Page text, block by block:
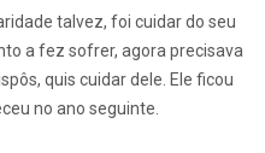
talvez, foi cuidar do seu
a fez sofrer, agora precisava
quis cuidar dele. Ele ficou
no ano seguinte.